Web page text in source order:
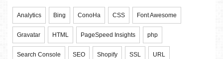
Analytics Bing ConoHa CSS Font Awesome
Gravatar HTML PageSpeed Insights php
Search Console SEO Shopify SSL URL